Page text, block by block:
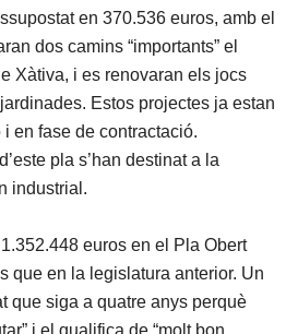
en 370.536 euros, amb el
dos camins “importants” el
Xàtiva, i es renovaran els jocs
Estos projectes ja estan
en fase de contractació.
pla s’han destinat a la
industrial.
euros en el Pla Obert
que en la legislatura anterior. Un
que siga a quatre anys perquè
i el qualifica de “molt bon